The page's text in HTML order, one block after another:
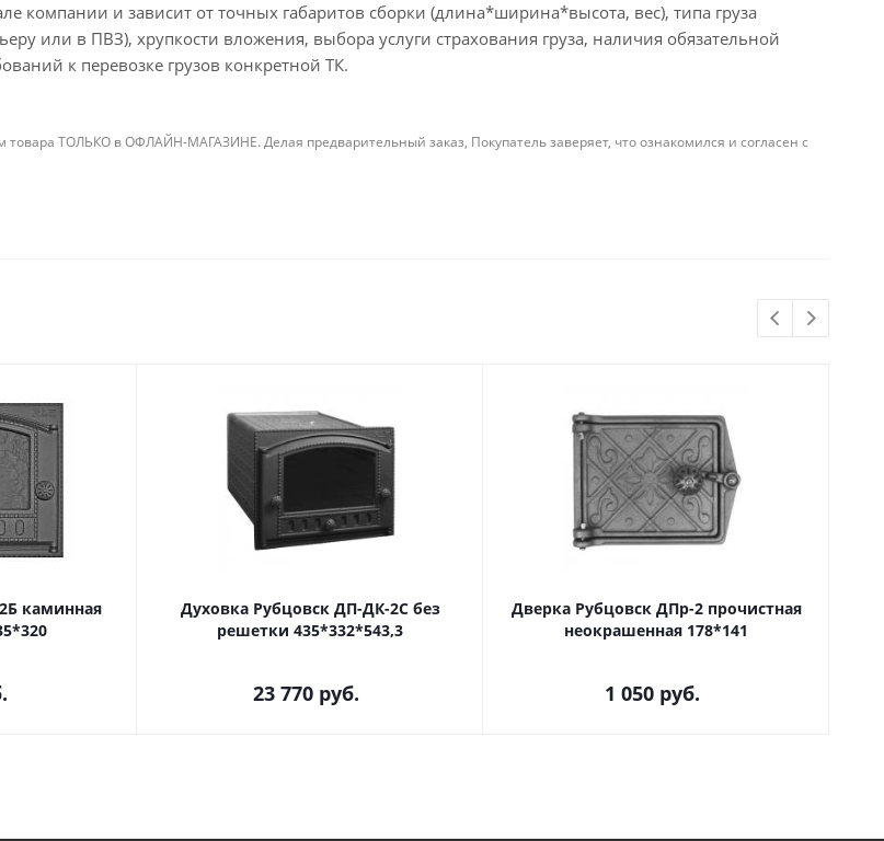
компании и зависит от точных габаритов сборки (длина*ширина*высота, вес), типа груза
или в ПВЗ), хрупкости вложения, выбора услуги страхования груза, наличия обязательной
к перевозке грузов конкретной ТК.
товара ТОЛЬКО в ОФЛАЙН-МАГАЗИНЕ. Делая предварительный заказ, Покупатель заверяет, что ознакомился и согласен с
каминная
Духовка Рубцовск ДП-ДК-2С без
решетки 435*332*543,3
23 770 руб.
Дверка Рубцовск ДПр-2 прочистная
неокрашенная 178*141
1 050 руб.